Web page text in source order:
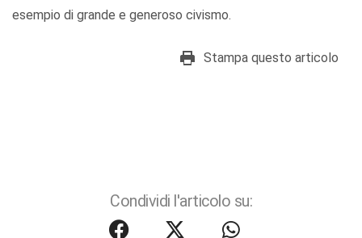
esempio di grande e generoso civismo.
Stampa questo articolo
Condividi l'articolo su: